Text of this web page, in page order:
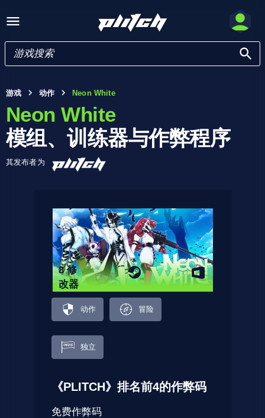
游戏 动作 Neon White
Neon White
模组、训练器与作弊程序
其发布者为
8 修
改器
动作 冒险
独立
《PLITCH》排名前4的作弊码
免费作弊码